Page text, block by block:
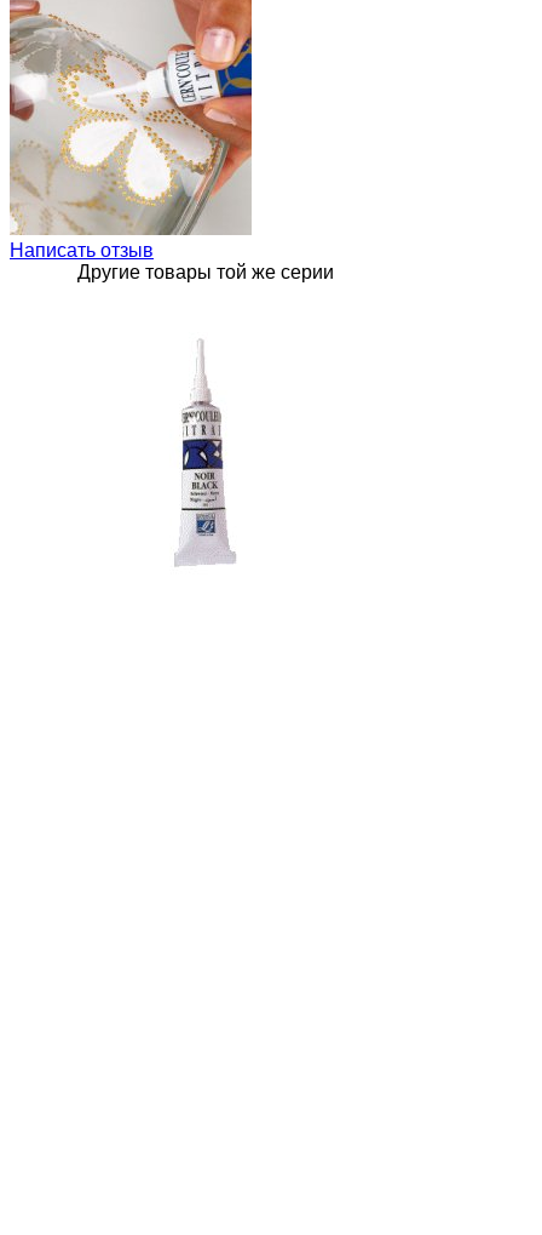
Написать отзыв
Другие товары той же серии